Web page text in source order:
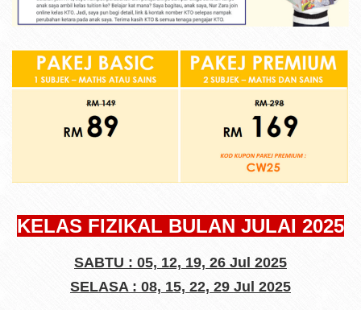
KELAS FIZIKAL BULAN JULAI 2025
SABTU : 05, 12, 19, 26 Jul 2025
SELASA : 08, 15, 22, 29 Jul 2025